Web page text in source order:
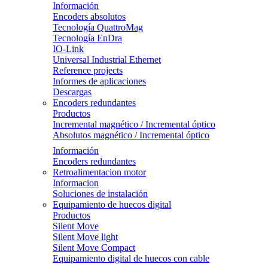
Información
Encoders absolutos
Tecnología QuattroMag
Tecnología EnDra
IO-Link
Universal Industrial Ethernet
Reference projects
Informes de aplicaciones
Descargas
Encoders redundantes
Productos
Incremental magnético / Incremental óptico
Absolutos magnético / Incremental óptico
Información
Encoders redundantes
Retroalimentacion motor
Informacion
Soluciones de instalación
Equipamiento de huecos digital
Productos
Silent Move
Silent Move light
Silent Move Compact
Equipamiento digital de huecos con cable